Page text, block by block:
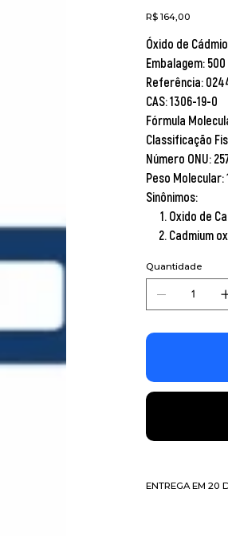
Preço
R$ 164,00
Óxido de
Embalagem:500
Referência:
CAS:1306-19-0
Fórmula
Classificação
Número ONU:
Peso Molecular:
Sinônimos:
Oxido de
Cadmium
Quantidade
ENTREGA EM 20